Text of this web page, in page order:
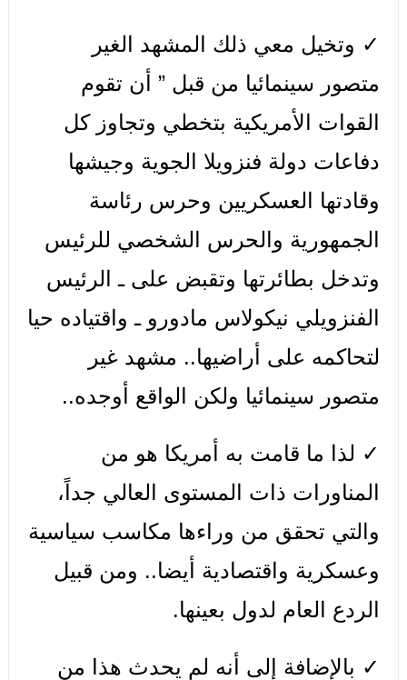
✓ وتخيل معي ذلك المشهد الغير
متصور سينمائيا من قبل ” أن تقوم
القوات الأمريكية بتخطي وتجاوز كل
دفاعات دولة فنزويلا الجوية وجيشها
وقادتها العسكريين وحرس رئاسة
الجمهورية والحرس الشخصي للرئيس
وتدخل بطائرتها وتقبض على ـ الرئيس
الفنزويلي نيكولاس مادورو ـ واقتياده حيا
لتحاكمه على أراضيها.. مشهد غير
متصور سينمائيا ولكن الواقع أوجده..
✓ لذا ما قامت به أمريكا هو من
المناورات ذات المستوى العالي جداً،
والتي تحقق من وراءها مكاسب سياسية
وعسكرية واقتصادية أيضا.. ومن قبيل
الردع العام لدول بعينها.
✓ بالإضافة إلى أنه لم يحدث هذا من